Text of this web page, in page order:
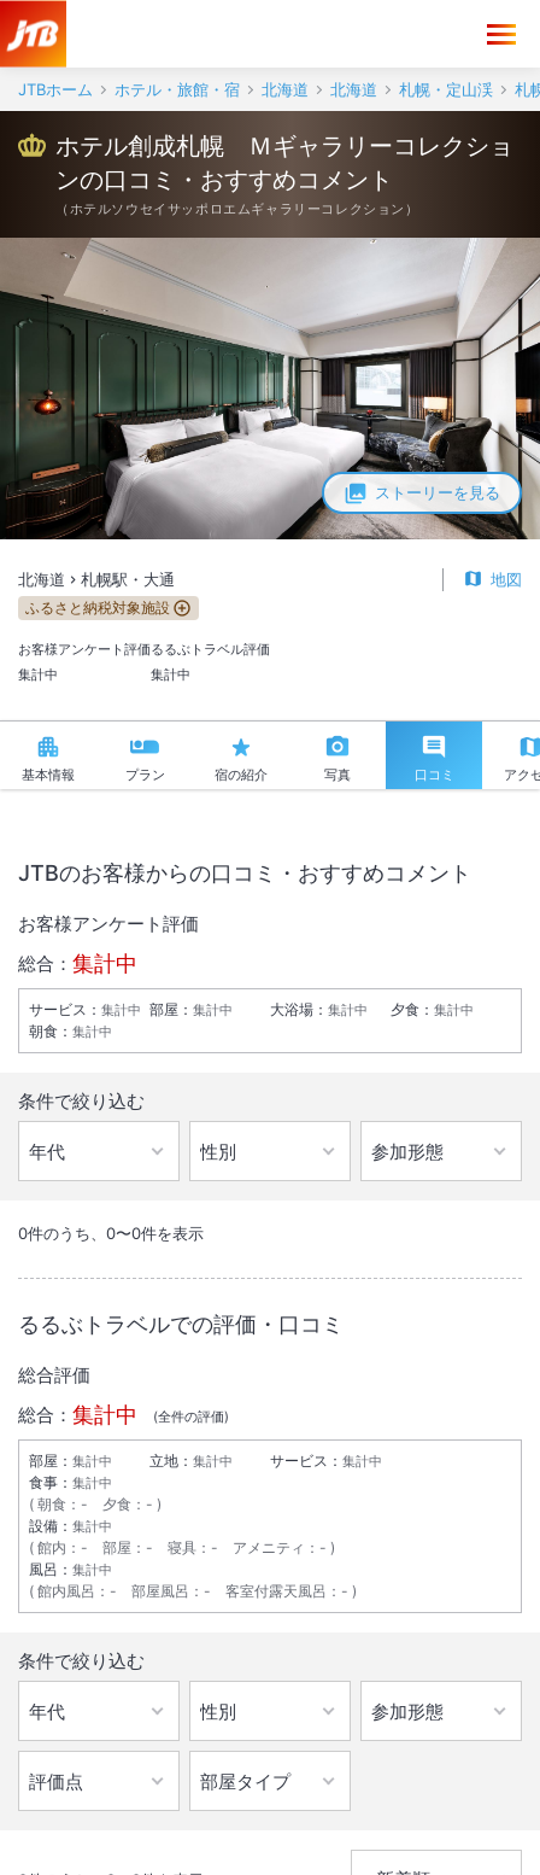
JTBホーム ホテル・旅館・宿 北海道 北海道 札幌・定山渓 札
ストーリーを見る
ホテル創成札幌 Ｍギャラリーコレクショ
ンの口コミ・おすすめコメント
（ ホテルソウセイサッポロエムギャラリーコレクション ）
北海道 札幌駅・大通 地図
ふるさと納税対象施設
お客様アンケート評価
集計中
るるぶトラベル評価
集計中
基本情報 プラン 宿の紹介 写真 口コミ アク
『世界建築・デザイン賞2025（Prix Versailles)』受賞。さらに『2025
年グリーングローブ認証』取得。
ホテル創成札幌 Mギャラリーコレクションは、118室の客室とスイート
を備え、全てのお部屋には無料のWiFiと持続可能なアメニティが完備さ
れています。北海道のパイオニア精神とモダンなスタイルを融合させ
た、この5つ星のインターナショナル・ブティックホテルは、グローバ
ルなおもてなしと独自の魅力を兼ね備えています。札幌のランドマーク
ショッピングやエンターテイメント施設がわずか数秒の距離にある絶好
は、北海道全土から調達した旬の食材を使用したお食事をお楽しみいた
だけます。
繁華街から数ブロックの閑静な一角に位置し、サッポロビール博物館、
間と札幌の輝かしい醸造遺産に浸ることができます。 札幌の主要な観
INチェックイン
15:00/ OUT
駅徒歩5分 駐車場あり
2026年4月1日宿泊分より、宿泊税を徴収させていただきます。
*北海道並びに札幌市の宿泊税を合算して頂戴いたします。
観光の付加価値の向上、観光に係るサービス及び旅行者を受け入れるた
施策に活用されます。
JTBのお客様からの口コミ・おすすめコメント
お客様アンケート評価
総合： 集計中
サービス ： 集計中 部屋 ： 集計中 大浴場 ： 集計中 夕食 ： 集計中
朝食 ： 集計中
条件で絞り込む
0件のうち、 0〜0件を表示
るるぶトラベルでの評価・口コミ
総合評価
総合： 集計中 (全件の評価)
部屋： 集計中 立地： 集計中 サービス： 集計中
食事： 集計中
朝食 ： - 夕食 ： -
設備： 集計中
館内 ： - 部屋 ： - 寝具 ： - アメニティ ： -
風呂： 集計中
館内風呂 ： - 部屋風呂 ： - 客室付露天風呂 ： -
条件で絞り込む